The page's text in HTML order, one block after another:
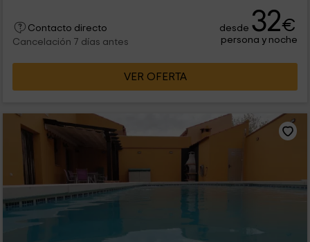
Contacto directo
Cancelación 7 días antes
desde 32€
persona y noche
VER OFERTA